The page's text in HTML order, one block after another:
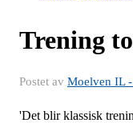
Trening
Postet av Moelven IL
'Det blir klassisk